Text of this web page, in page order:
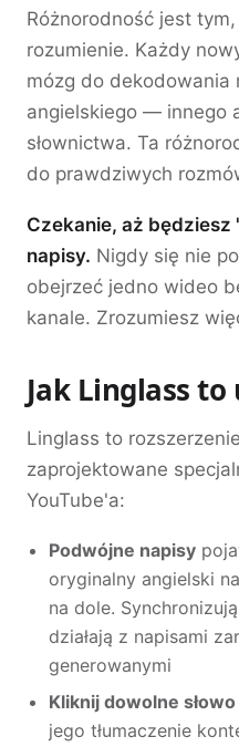
Różnorodność jest
rozumienie. Każdy
mózg do dekodowania
angielskiego — innego
słownictwa. Ta
do prawdziwych
Czekanie, aż
napisy. Nigdy się nie
obejrzeć jedno wideo
kanale. Zrozumiesz
Jak Linglass to
Linglass to
zaprojektowane
YouTube'a:
Podwójne napisy
oryginalny angielski
na dole.
działają z napisami
generowanymi
Kliknij dowolne słowo
jego tłumaczenie